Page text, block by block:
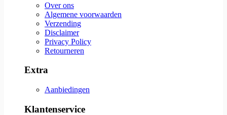
Over ons
Algemene voorwaarden
Verzending
Disclaimer
Privacy Policy
Retourneren
Extra
Aanbiedingen
Klantenservice